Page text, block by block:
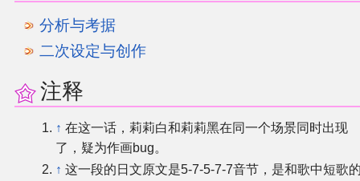
分析与考据
二次设定与创作
注释
↑ 在这一话，莉莉白和莉莉黑在同一个场景同时出现
了，疑为作画bug。
↑ 这一段的日文原文是5-7-5-7-7音节，是和歌中短歌